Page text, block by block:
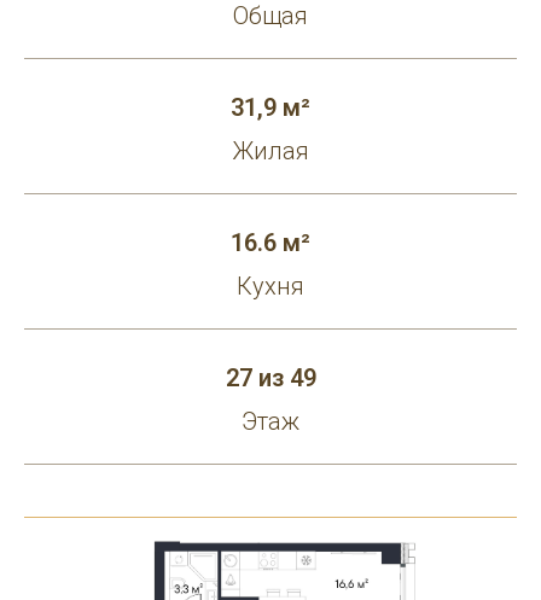
Общая
31,9 м²
Жилая
16.6 м²
Кухня
27 из 49
Этаж